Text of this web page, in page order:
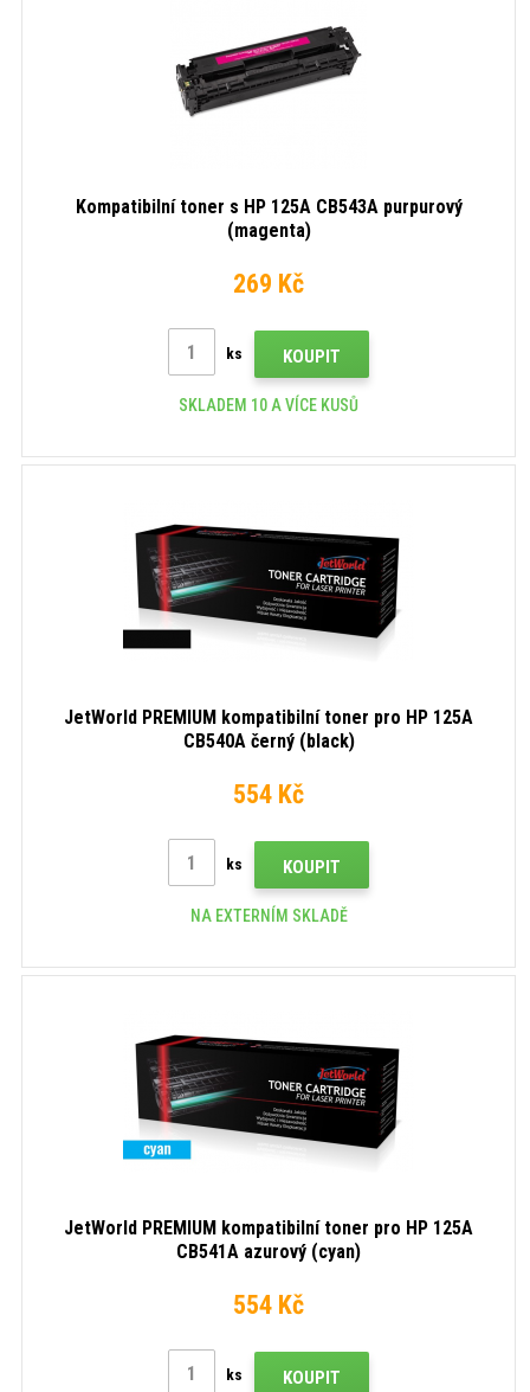
Kompatibilní toner s HP 125A CB543A purpurový
(magenta)
269 Kč
ks KOUPIT
SKLADEM 10 A VÍCE KUSŮ
JetWorld PREMIUM kompatibilní toner pro HP 125A
CB540A černý (black)
554 Kč
ks KOUPIT
NA EXTERNÍM SKLADĚ
JetWorld PREMIUM kompatibilní toner pro HP 125A
CB541A azurový (cyan)
554 Kč
ks KOUPIT